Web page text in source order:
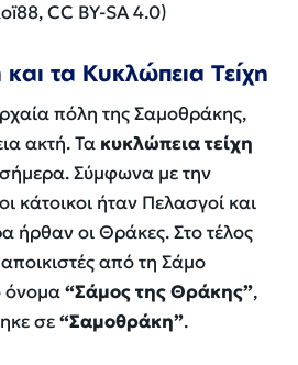
CC BY-SA 4.0)
τα Κυκλώπεια Τείχη
πόλη της Σαμοθράκης,
ακτή. Τα κυκλώπεια τείχη
σήμερα. Σύμφωνα με την
κάτοικοι ήταν Πελασγοί και
ήρθαν οι Θράκες. Στο τέλος
από τη Σάμο
όνομα“Σάμος της Θράκης”,
σε“Σαμοθράκη”.